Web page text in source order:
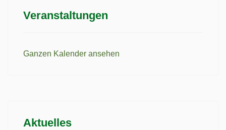
Veranstaltungen
Ganzen Kalender ansehen
Aktuelles